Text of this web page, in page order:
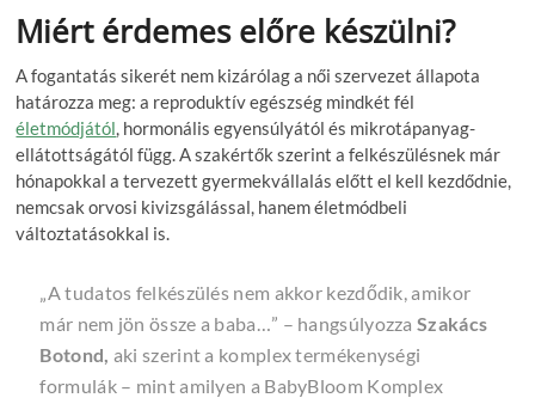
Miért érdemes előre készülni?
A fogantatás sikerét nem kizárólag a női szervezet állapota
határozza meg: a reproduktív egészség mindkét fél
életmódjától, hormonális egyensúlyától és mikrotápanyag-
ellátottságától függ. A szakértők szerint a felkészülésnek már
hónapokkal a tervezett gyermekvállalás előtt el kell kezdődnie,
nemcsak orvosi kivizsgálással, hanem életmódbeli
változtatásokkal is.
„A tudatos felkészülés nem akkor kezdődik, amikor
már nem jön össze a baba…” – hangsúlyozzaSzakács
Botond, aki szerint a komplex termékenységi
formulák – mint amilyen a BabyBloom Komplex